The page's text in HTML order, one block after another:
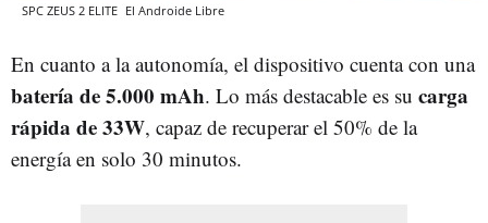
SPC ZEUS 2 ELITE El Androide Libre
En cuanto a la autonomía, el dispositivo cuenta con una
batería de 5.000 mAh. Lo más destacable es su carga
rápida de 33W, capaz de recuperar el 50% de la
energía en solo 30 minutos.